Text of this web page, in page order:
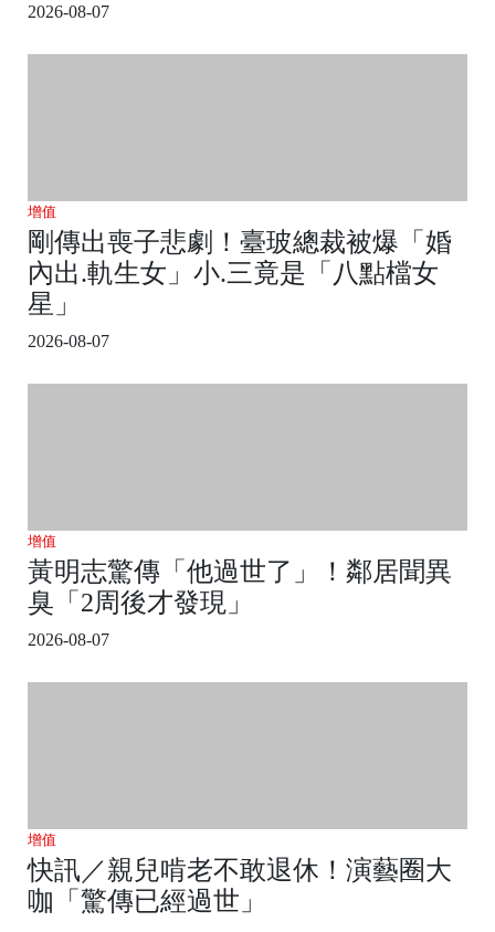
2026-08-07
增值
剛傳出喪子悲劇！臺玻總裁被爆「婚
內出.軌生女」小.三竟是「八點檔女
星」
2026-08-07
增值
黃明志驚傳「他過世了」！鄰居聞異
臭「2周後才發現」
2026-08-07
增值
快訊／親兒啃老不敢退休！演藝圈大
咖「驚傳已經過世」